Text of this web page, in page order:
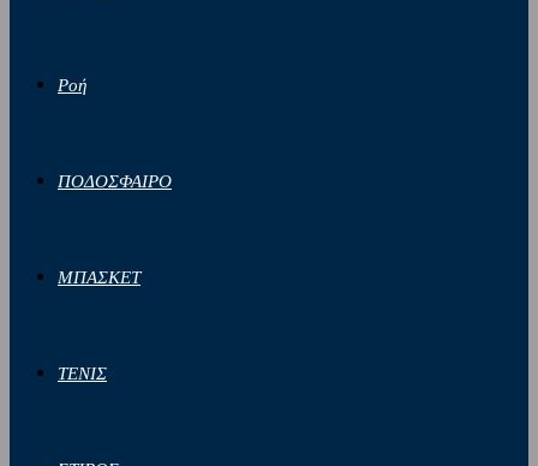
Ροή
ΠΟΔΟΣΦΑΙΡΟ
ΜΠΑΣΚΕΤ
ΤΕΝΙΣ